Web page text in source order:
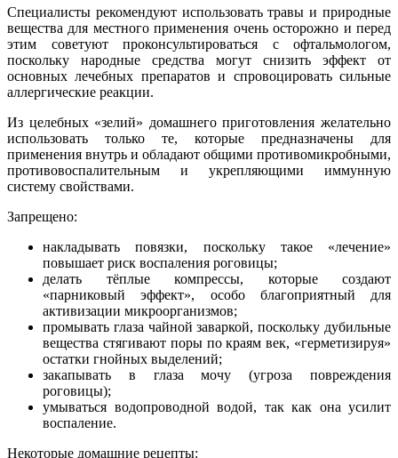
Специалисты рекомендуют использовать травы и природные
вещества для местного применения очень осторожно и перед
этим советуют проконсультироваться с офтальмологом,
поскольку народные средства могут снизить эффект от
основных лечебных препаратов и спровоцировать сильные
аллергические реакции.
Из целебных «зелий» домашнего приготовления желательно
использовать только те, которые предназначены для
применения внутрь и обладают общими противомикробными,
противовоспалительным и укрепляющими иммунную
систему свойствами.
Запрещено:
накладывать повязки, поскольку такое «лечение»
повышает риск воспаления роговицы;
делать тёплые компрессы, которые создают
«парниковый эффект», особо благоприятный для
активизации микроорганизмов;
промывать глаза чайной заваркой, поскольку дубильные
вещества стягивают поры по краям век, «герметизируя»
остатки гнойных выделений;
закапывать в глаза мочу (угроза повреждения
роговицы);
умываться водопроводной водой, так как она усилит
воспаление.
Некоторые домашние рецепты: